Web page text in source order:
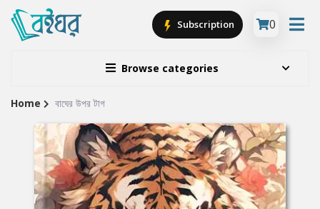
Browse categories
Subscription 0
Site
Breadcrumb
Home বাঘের উপর টাগ